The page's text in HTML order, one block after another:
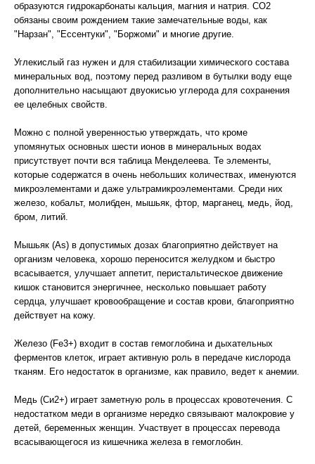
образуются гидрокарбонаты кальция, магния и натрия. СО2
обязаны своим рождением такие замечательные воды, как
"Нарзан", "Ессентуки", "Боржоми" и многие другие.
Углекислый газ нужен и для стабилизации химического состава
минеральных вод, поэтому перед разливом в бутылки воду еще
дополнительно насыщают двуокисью углерода для сохранения
ее целебных свойств.
Можно с полной уверенностью утверждать, что кроме
упомянутых основных шести ионов в минеральных водах
присутствует почти вся таблица Менделеева. Те элементы,
которые содержатся в очень небольших количествах, именуются
микроэлементами и даже ультрамикроэлементами. Среди них
железо, кобальт, молибден, мышьяк, фтор, марганец, медь, йод,
бром, литий.
Мышьяк (As) в допустимых дозах благоприятно действует на
организм человека, хорошо переносится желудком и быстро
всасывается, улучшает аппетит, перистальтическое движение
кишок становится энергичнее, несколько повышает работу
сердца, улучшает кровообращение и состав крови, благоприятно
действует на кожу.
Железо (Fе3+) входит в состав гемоглобина и дыхательных
ферментов клеток, играет активную роль в передаче кислорода
тканям. Его недостаток в организме, как правило, ведет к анемии.
Медь (Си2+) играет заметную роль в процессах кровотечения. С
недостатком меди в организме нередко связывают малокровие у
детей, беременных женщин. Участвует в процессах перевода
всасывающегося из кишечника железа в гемоглобин.